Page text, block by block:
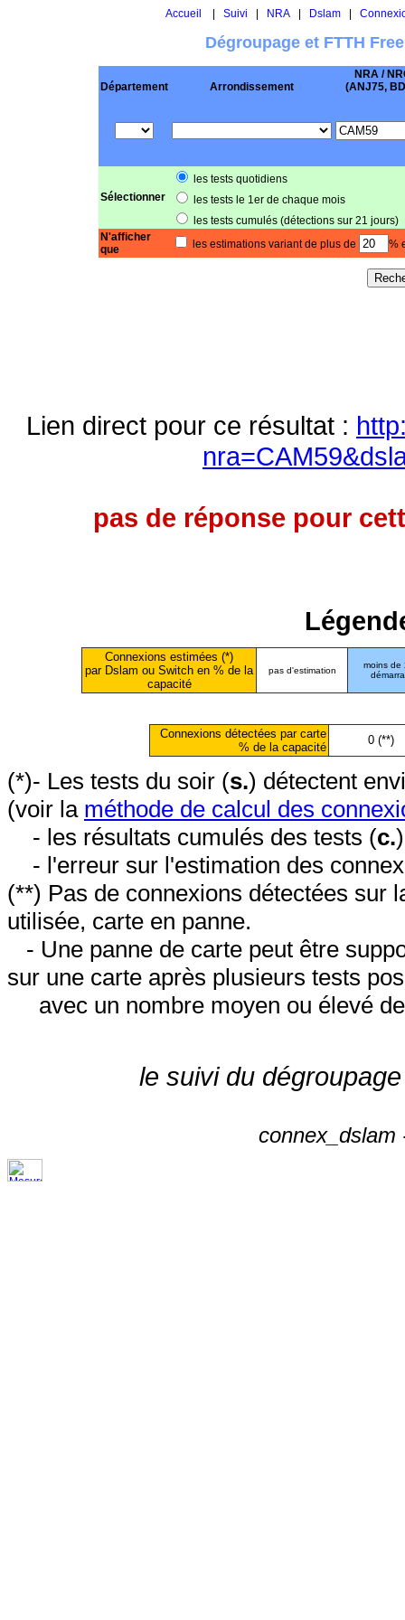
Accueil Suivi NRA| Dslam|
Dégroupage et FTTH
Département Arrondissement
NRA /
(ANJ75,
Sélectionner
les tests quotidiens
les tests le 1er de chaque mois
les tests cumulés (détections sur 21 jours)
N'afficher
que
les estimations variant de plus de %
Lien direct pour ce résultat :
pas de réponse pour
Connexions estimées (*)
par Dslam ou Switch en % de la
capacité
pas d'estimation
moins de
Connexions détectées par carte
% de la capacité
0 (**)
(*)- Les tests du soir (s.) détectent
(voir la méthode de calcul des
- les résultats cumulés des tests (c.
- l'erreur sur l'estimation des
(**) Pas de connexions détectées sur
utilisée, carte en panne.
- Une panne de carte peut être
sur une carte après plusieurs tests
avec un nombre moyen ou élevé
le suivi du
connex_dslam